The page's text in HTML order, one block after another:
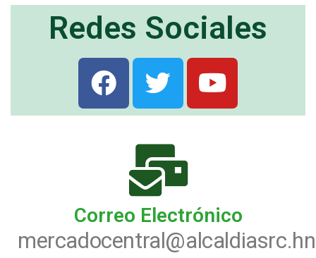
Redes Sociales
Correo Electrónico
mercadocentral@alcaldiasrc.hn